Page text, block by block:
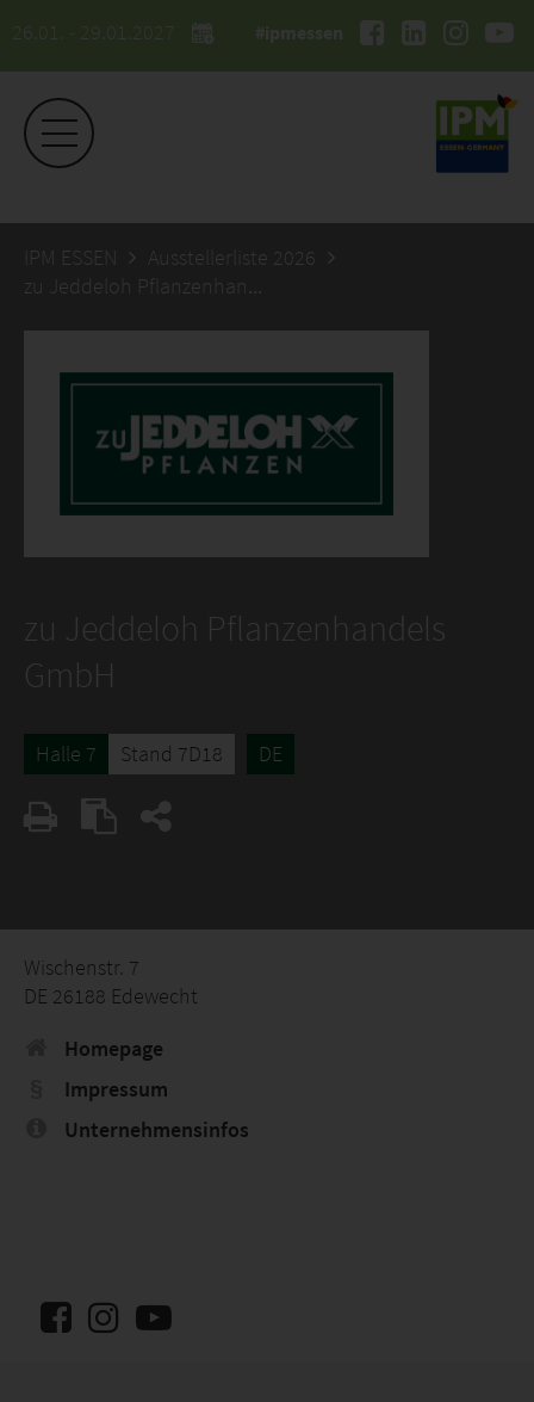
26.01. - 29.01.2027 #ipmessen
IPM ESSEN
Ausstellerliste 2026
zu Jeddeloh Pflanzenhandels GmbH
zu Jeddeloh Pflanzenhandels
GmbH
Halle 7 Stand 7D18 DE
Wischenstr. 7
DE 26188 Edewecht
Homepage
Impressum
Unternehmensinfos